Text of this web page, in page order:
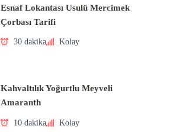
Esnaf Lokantası Usulü Mercimek
Çorbası Tarifi
30 dakika Kolay
Kahvaltılık Yoğurtlu Meyveli
Amaranth
10 dakika Kolay